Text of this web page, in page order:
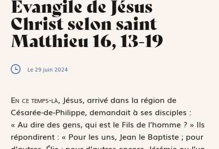
Évangile de Jésus
Christ selon saint
Matthieu 16, 13-19
Le 29 juin 2024
En ce temps-là, Jésus, arrivé dans la région de
Césarée-de-Philippe, demandait à ses disciples :
« Au dire des gens, qui est le Fils de l’homme ? » Ils
répondirent : « Pour les uns, Jean le Baptiste ; pour